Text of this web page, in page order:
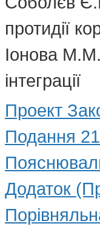
протидії
Іонова М.М.
інтеграції
Проект
Подання
Додаток